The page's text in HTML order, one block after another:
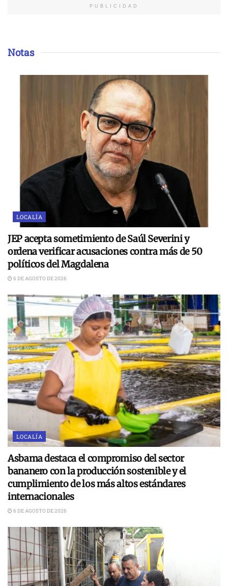
PUBLICIDAD
Notas
LOCALÍA
JEP acepta sometimiento de Saúl Severini y
ordena verificar acusaciones contra más de 50
políticos del Magdalena
6 DE AGOSTO DE 2026
LOCALÍA
Asbama destaca el compromiso del sector
bananero con la producción sostenible y el
cumplimiento de los más altos estándares
internacionales
6 DE AGOSTO DE 2026